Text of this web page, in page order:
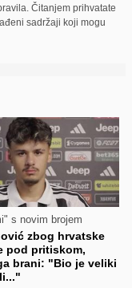
Čitanjem prihvatate
sadržaji koji mogu
s novim brojem
zbog hrvatske
pod pritiskom,
brani: "Bio je veliki